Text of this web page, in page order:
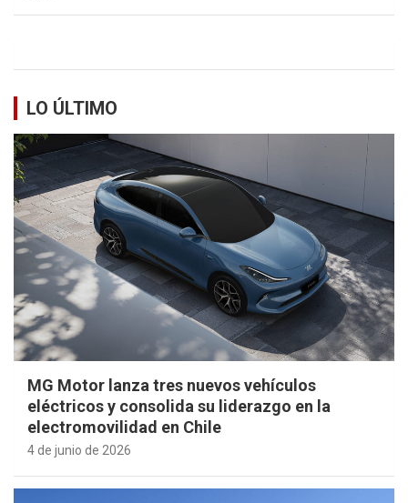
LO ÚLTIMO
MG Motor lanza tres nuevos vehículos
eléctricos y consolida su liderazgo en la
electromovilidad en Chile
4 de junio de 2026